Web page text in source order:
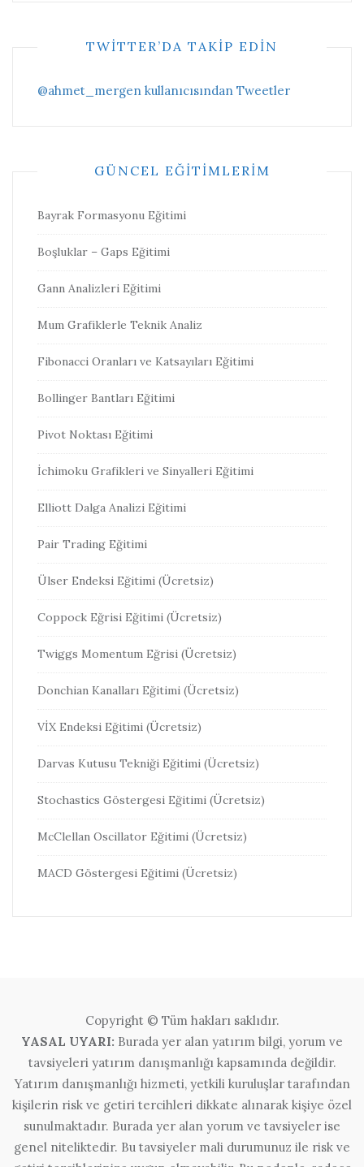
TWITTER’DA TAKIP EDIN
@ahmet_mergen kullanıcısından Tweetler
GÜNCEL EĞITIMLERIM
Bayrak Formasyonu Eğitimi
Boşluklar – Gaps Eğitimi
Gann Analizleri Eğitimi
Mum Grafiklerle Teknik Analiz
Fibonacci Oranları ve Katsayıları Eğitimi
Bollinger Bantları Eğitimi
Pivot Noktası Eğitimi
İchimoku Grafikleri ve Sinyalleri Eğitimi
Elliott Dalga Analizi Eğitimi
Pair Trading Eğitimi
Ülser Endeksi Eğitimi (Ücretsiz)
Coppock Eğrisi Eğitimi (Ücretsiz)
Twiggs Momentum Eğrisi (Ücretsiz)
Donchian Kanalları Eğitimi (Ücretsiz)
VİX Endeksi Eğitimi (Ücretsiz)
Darvas Kutusu Tekniği Eğitimi (Ücretsiz)
Stochastics Göstergesi Eğitimi (Ücretsiz)
McClellan Oscillator Eğitimi (Ücretsiz)
MACD Göstergesi Eğitimi (Ücretsiz)
Copyright © Tüm hakları saklıdır.
YASAL UYARI: Burada yer alan yatırım bilgi, yorum ve
tavsiyeleri yatırım danışmanlığı kapsamında değildir.
Yatırım danışmanlığı hizmeti, yetkili kuruluşlar tarafından
kişilerin risk ve getiri tercihleri dikkate alınarak kişiye özel
sunulmaktadır. Burada yer alan yorum ve tavsiyeler ise
genel niteliktedir. Bu tavsiyeler mali durumunuz ile risk ve